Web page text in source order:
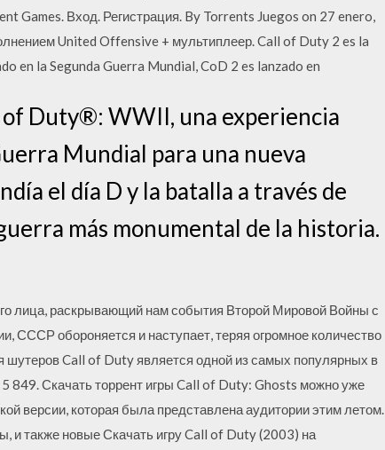
Вход. Регистрация. By Torrents Juegos on 27 enero,
United Offensive + мультиплеер. Call of Duty 2 es la
en la Segunda Guerra Mundial, CoD 2 es lanzado en
Duty®: WWII, una experiencia
Mundial para una nueva
el día D y la batalla a través de
más monumental de la historia.
лица, раскрывающий нам события Второй Мировой Войны с
СССР обороняется и наступает, теряя огромное количество
шутеров Call of Duty является одной из самых популярных в
849. Скачать торрент игры Call of Duty: Ghosts можно уже
версии, которая была представлена аудитории этим летом.
и также новые Скачать игру Call of Duty (2003) на